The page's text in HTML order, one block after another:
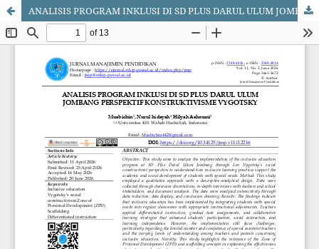
ANALISIS PROGRAM INKLUSI DI SD PLUS DARUL ULUM JOMBANG PERSPEKTIF KONSTRUKTIVISME VYGOTSKY